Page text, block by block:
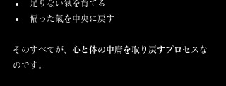
足りない氣を育てる
偏った氣を中央に戻す
そのすべてが、 心と体の中庸を取り戻すプロセス な
のです。